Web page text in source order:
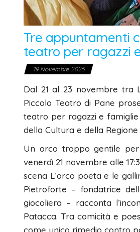
Tre appuntamenti
teatro per ragazzi
19 Novembre 2025
Dal 21 al 23 novembre tra
Piccolo Teatro di Pane
teatro per ragazzi e
della Cultura e della Regione
Un orco troppo gentile
venerdì 21 novembre alle
scena L’orco poeta e le
Pietroforte – fondatrice
giocoliera – racconta
Patacca. Tra comicità e